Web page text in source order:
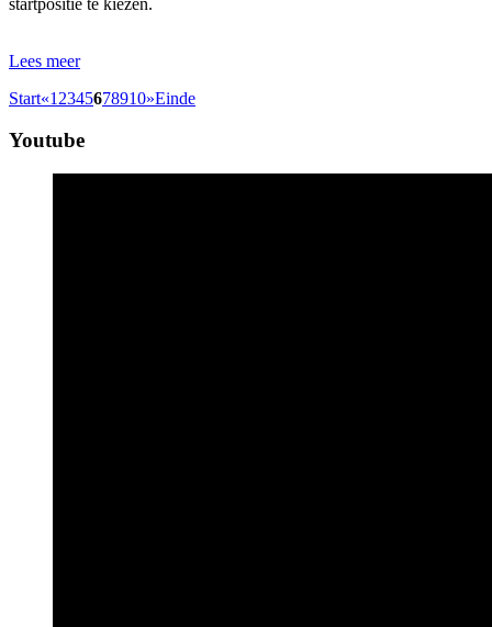
Lees meer
Start«1 2345678910»Einde
Youtube